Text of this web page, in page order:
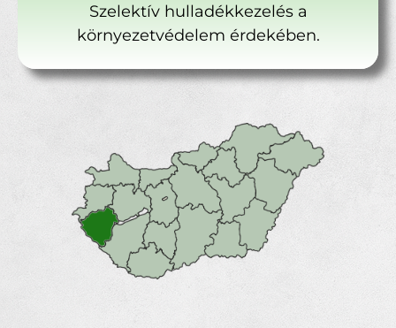
Szelektív hulladékkezelés a
környezetvédelem érdekében.